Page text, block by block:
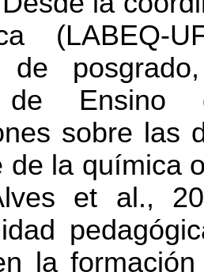
(LABEQ-
de
de Ensino
sobre las
de la química
et al.,
la